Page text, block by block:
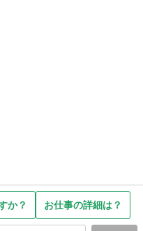
か？ お仕事の詳細は？